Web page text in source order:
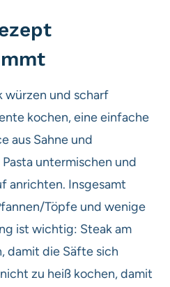
würzen und scharf
kochen, eine einfache
aus Sahne und
untermischen und
anrichten. Insgesamt
Töpfe und wenige
ist wichtig: Steak am
damit die Säfte sich
zu heiß kochen, damit